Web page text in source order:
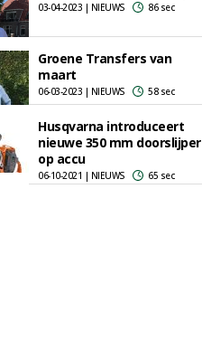
03-04-2023 | NIEUWS 86 sec
Groene Transfers van
maart
06-03-2023 | NIEUWS 58 sec
Husqvarna introduceert
nieuwe 350 mm doorslijper
op accu
06-10-2021 | NIEUWS 65 sec